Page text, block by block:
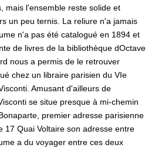
mais l'ensemble reste solide et
un peu ternis. La reliure n'a jamais
n'a pas été catalogué en 1894 et
de livres de la bibliothèque dOctave
nous a permis de le retrouver
chez un libraire parisien du VIe
Amusant d'ailleurs de
se situe presque à mi-chemin
premier adresse parisienne
17 Quai Voltaire son adresse entre
a du voyager entre ces deux